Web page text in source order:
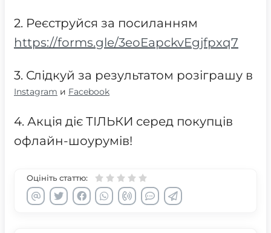
2. Реєструйся за посиланням
https://forms.gle/3eoEapckvEgjfpxq7
3. Слідкуй за результатом розіграшу в
Instagram и Facebook
4. Акція діє ТІЛЬКИ серед покупців
офлайн-шоурумів!
Оцініть статтю: